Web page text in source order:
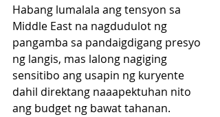
Habang lumalala ang tensyon sa
Middle East na nagdudulot ng
pangamba sa pandaigdigang presyo
ng langis, mas lalong nagiging
sensitibo ang usapin ng kuryente
dahil direktang naaapektuhan nito
ang budget ng bawat tahanan.